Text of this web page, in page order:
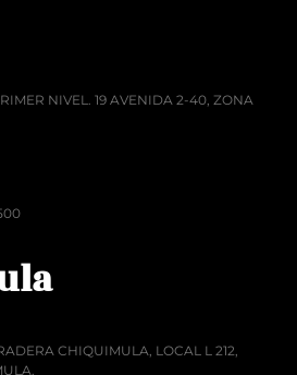
NIVEL. 19 AVENIDA 2-40, ZONA
CHIQUIMULA, LOCAL L 212,